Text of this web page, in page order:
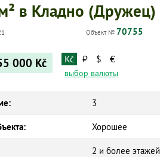
в Кладно (Дружец)
Объект № 70755
000 Kč Kč ₽ $ €
выбор валюты
3
Хорошее
2 и более этажей